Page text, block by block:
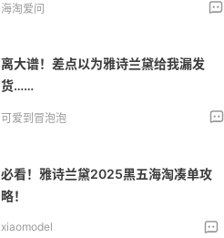
海淘爱问
离大谱！差点以为雅诗兰黛给我漏发
货……
可爱到冒泡泡
必看！雅诗兰黛2025黑五海淘凑单攻
略！
xiaomodel